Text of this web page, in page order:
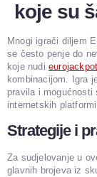
koje su
Mnogi igrači diljem
se često penje do
koje nudieurojackpot
kombinacijom. Igra
pravila i mogućnosti
internetskih
Strategije i
Za sudjelovanje u
glavnih brojeva iz